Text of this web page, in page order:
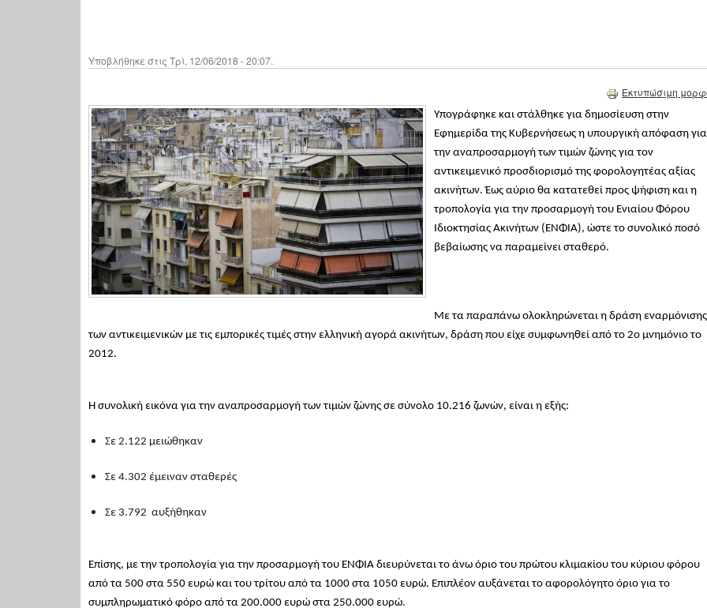
Υποβλήθηκε στις Τρί, 12/06/2018 - 20:07.
Εκτυπώσιμη
Υπογράφηκε και στάλθηκε για δημοσίευση στην
Εφημερίδα της Κυβερνήσεως η υπουργική απόφαση για
την αναπροσαρμογή των τιμών ζώνης για τον
αντικειμενικό προσδιορισμό της φορολογητέας αξίας
ακινήτων. Έως αύριο θα κατατεθεί προς ψήφιση και η
τροπολογία για την προσαρμογή του Ενιαίου Φόρου
Ιδιοκτησίας Ακινήτων (ΕΝΦΙΑ), ώστε το συνολικό ποσό
βεβαίωσης να παραμείνει σταθερό.
Με τα παραπάνω ολοκληρώνεται η δράση εναρμόνισης
των αντικειμενικών με τις εμπορικές τιμές στην ελληνική αγορά ακινήτων, δράση που είχε συμφωνηθεί από το 2ο μνημόνιο το
2012.
Η συνολική εικόνα για την αναπροσαρμογή των τιμών ζώνης σε σύνολο 10.216 ζωνών, είναι η εξής:
Σε 2.122 μειώθηκαν
Σε 4.302 έμειναν σταθερές
Σε 3.792 αυξήθηκαν
Επίσης, με την τροπολογία για την προσαρμογή του ΕΝΦΙΑ διευρύνεται το άνω όριο του πρώτου κλιμακίου του κύριου φόρου
από τα 500 στα 550 ευρώ και του τρίτου από τα 1000 στα 1050 ευρώ. Επιπλέον αυξάνεται το αφορολόγητο όριο για το
συμπληρωματικό φόρο από τα 200.000 ευρώ στα 250.000 ευρώ.